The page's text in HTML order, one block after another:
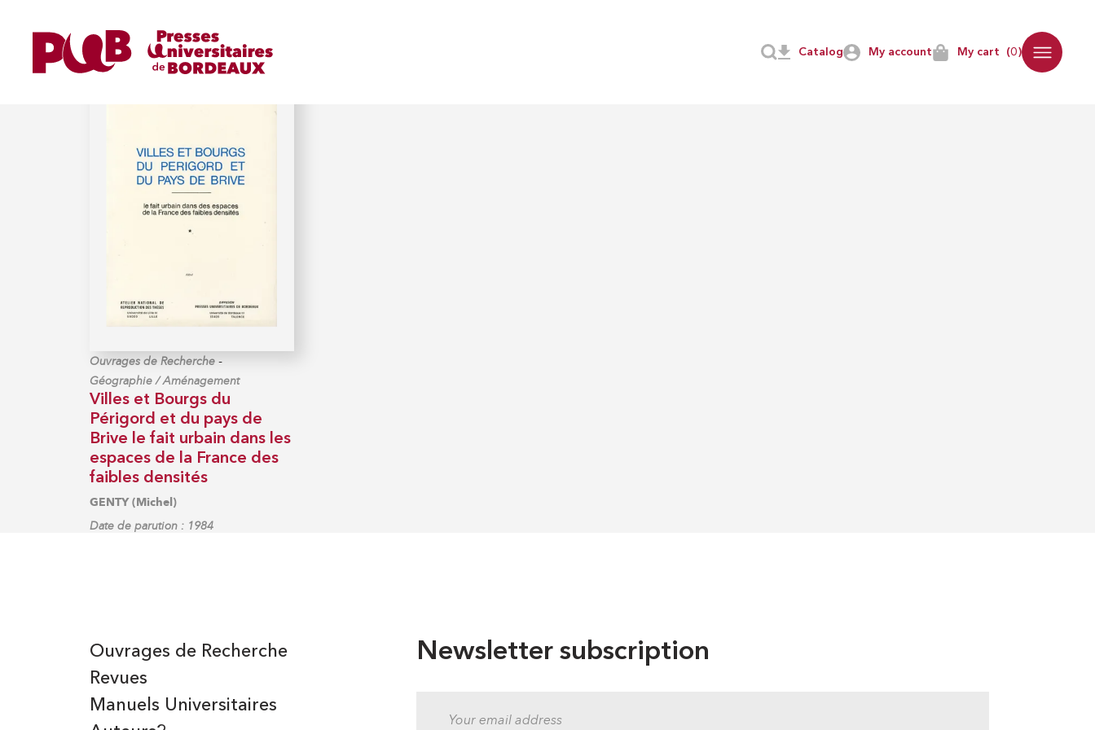
My account My cart (0)
Catalog
Ouvrages de Recherche-
Géographie / Aménagement
Villes et Bourgs du
Périgord et du pays de
Brive le fait urbain dans les
espaces de la France des
faibles densités
GENTY (Michel)
Date de parution : 1984
Newsletter subscription
Manuels Universitaires
Ouvrages de Recherche
Revues